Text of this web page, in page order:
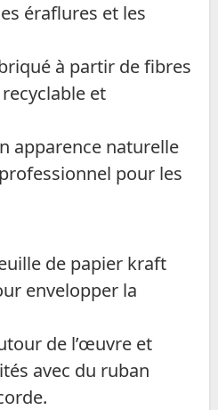
éraflures et les
à partir de fibres
et
apparence naturelle
pour les
de papier kraft
envelopper la
de l’œuvre et
avec du ruban